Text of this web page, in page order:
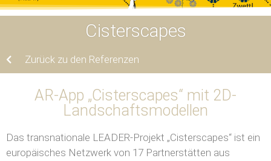
Cisterscapes
Zurück zu den Referenzen
AR-App „Cisterscapes“ mit 2D-
Landschaftsmodellen
Das transnationale LEADER-Projekt „Cisterscapes“ ist ein
europäisches Netzwerk von 17 Partnerstätten aus